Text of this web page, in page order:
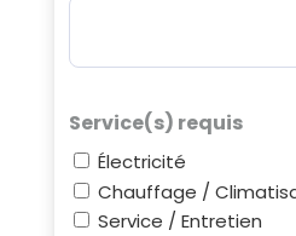
Service(s) requis
Électricité
Chauffage /
Service / Entretien